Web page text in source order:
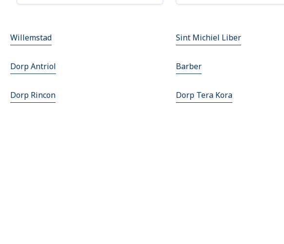
Willemstad Sint Michiel Liber
Dorp Antriol Barber
Dorp Rincon Dorp Tera Kora